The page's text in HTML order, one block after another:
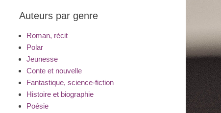
Auteurs par genre
Roman, récit
Polar
Jeunesse
Conte et nouvelle
Fantastique, science-fiction
Histoire et biographie
Poésie